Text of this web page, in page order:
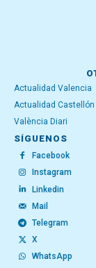
Actualidad Valencia
Actualidad Castellón
València Diari
SÍGUENOS
Facebook
Instagram
Linkedin
Mail
Telegram
X
WhatsApp